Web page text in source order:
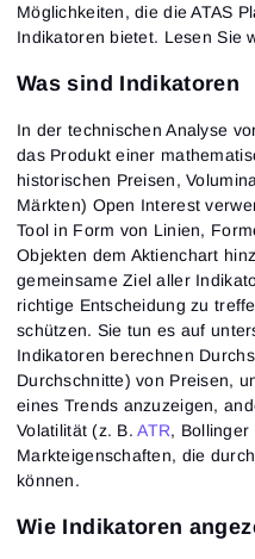
Möglichkeiten, die die ATAS
Indikatoren bietet. Lesen Sie
Was sind Indikatoren
In der technischen Analyse
das Produkt einer
historischen Preisen,
Märkten) Open Interest
Tool in Form von Linien,
Objekten dem Aktienchart
gemeinsame Ziel aller
richtige Entscheidung zu
schützen. Sie tun es auf
Indikatoren berechnen
Durchschnitte) von Preisen,
eines Trends anzuzeigen,
Volatilität (z. B. ATR, Bollinger
Markteigenschaften, die
können.
Wie Indikatoren